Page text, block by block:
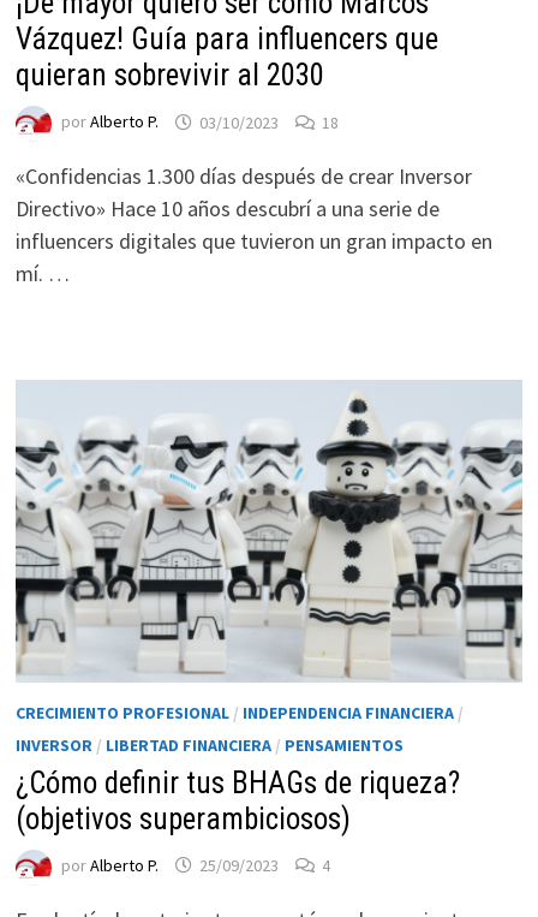
Vázquez! Guía para influencers que
quieran sobrevivir al 2030
porAlberto P. 03/10/2023 18
«Confidencias 1.300 días después de crear Inversor
Directivo» Hace 10 años descubrí a una serie de
influencers digitales que tuvieron un gran impacto en
mí. …
CRECIMIENTO PROFESIONAL/ INDEPENDENCIA FINANCIERA/
INVERSOR/ LIBERTAD FINANCIERA/ PENSAMIENTOS
¿Cómo definir tus BHAGs de riqueza?
(objetivos superambiciosos)
porAlberto P. 25/09/2023 4